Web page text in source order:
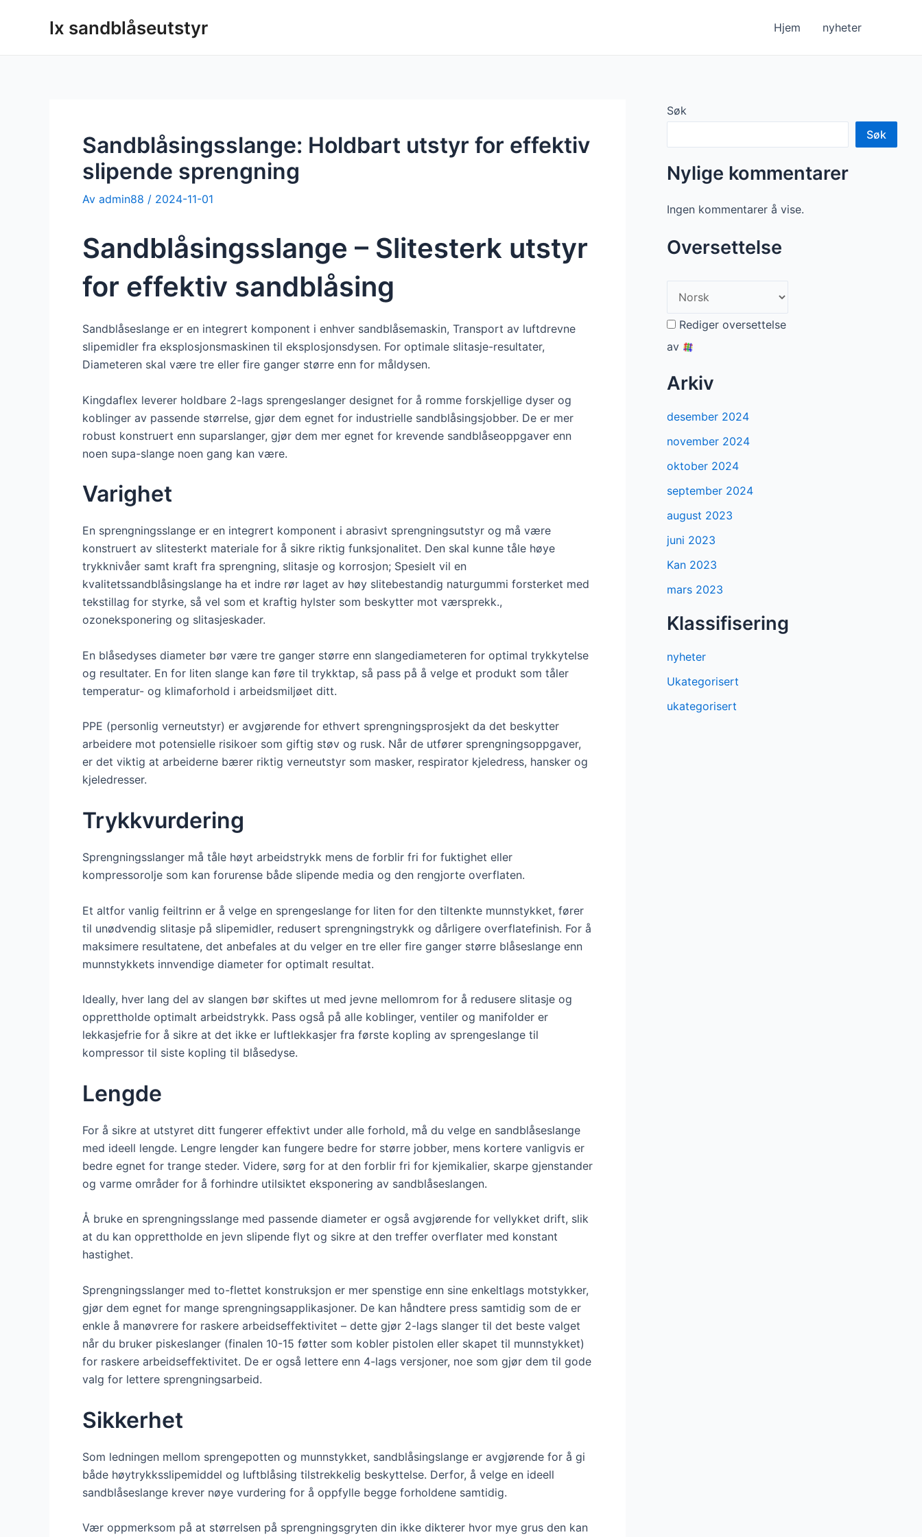
lx sandblåseutstyr Hjem nyheter
Sandblåsingsslange: Holdbart utstyr for effektiv
slipende sprengning
Av admin88 / 2024-11-01
Sandblåsingsslange – Slitesterk utstyr
for effektiv sandblåsing
Sandblåseslange er en integrert komponent i enhver sandblåsemaskin, Transport av luftdrevne
slipemidler fra eksplosjonsmaskinen til eksplosjonsdysen. For optimale slitasje-resultater,
Diameteren skal være tre eller fire ganger større enn for måldysen.
Kingdaflex leverer holdbare 2-lags sprengeslanger designet for å romme forskjellige dyser og
koblinger av passende størrelse, gjør dem egnet for industrielle sandblåsingsjobber. De er mer
robust konstruert enn suparslanger, gjør dem mer egnet for krevende sandblåseoppgaver enn
noen supa-slange noen gang kan være.
Varighet
En sprengningsslange er en integrert komponent i abrasivt sprengningsutstyr og må være
konstruert av slitesterkt materiale for å sikre riktig funksjonalitet. Den skal kunne tåle høye
trykknivåer samt kraft fra sprengning, slitasje og korrosjon; Spesielt vil en
kvalitetssandblåsingslange ha et indre rør laget av høy slitebestandig naturgummi forsterket med
tekstillag for styrke, så vel som et kraftig hylster som beskytter mot værsprekk.,
ozoneksponering og slitasjeskader.
En blåsedyses diameter bør være tre ganger større enn slangediameteren for optimal trykkytelse
og resultater. En for liten slange kan føre til trykktap, så pass på å velge et produkt som tåler
temperatur- og klimaforhold i arbeidsmiljøet ditt.
PPE (personlig verneutstyr) er avgjørende for ethvert sprengningsprosjekt da det beskytter
arbeidere mot potensielle risikoer som giftig støv og rusk. Når de utfører sprengningsoppgaver,
er det viktig at arbeiderne bærer riktig verneutstyr som masker, respirator kjeledress, hansker og
kjeledresser.
Trykkvurdering
Sprengningsslanger må tåle høyt arbeidstrykk mens de forblir fri for fuktighet eller
kompressorolje som kan forurense både slipende media og den rengjorte overflaten.
Et altfor vanlig feiltrinn er å velge en sprengeslange for liten for den tiltenkte munnstykket, fører
til unødvendig slitasje på slipemidler, redusert sprengningstrykk og dårligere overflatefinish. For å
maksimere resultatene, det anbefales at du velger en tre eller fire ganger større blåseslange enn
munnstykkets innvendige diameter for optimalt resultat.
Ideally, hver lang del av slangen bør skiftes ut med jevne mellomrom for å redusere slitasje og
opprettholde optimalt arbeidstrykk. Pass også på alle koblinger, ventiler og manifolder er
lekkasjefrie for å sikre at det ikke er luftlekkasjer fra første kopling av sprengeslange til
kompressor til siste kopling til blåsedyse.
Lengde
For å sikre at utstyret ditt fungerer effektivt under alle forhold, må du velge en sandblåseslange
med ideell lengde. Lengre lengder kan fungere bedre for større jobber, mens kortere vanligvis er
bedre egnet for trange steder. Videre, sørg for at den forblir fri for kjemikalier, skarpe gjenstander
og varme områder for å forhindre utilsiktet eksponering av sandblåseslangen.
Å bruke en sprengningsslange med passende diameter er også avgjørende for vellykket drift, slik
at du kan opprettholde en jevn slipende flyt og sikre at den treffer overflater med konstant
hastighet.
Sprengningsslanger med to-flettet konstruksjon er mer spenstige enn sine enkeltlags motstykker,
gjør dem egnet for mange sprengningsapplikasjoner. De kan håndtere press samtidig som de er
enkle å manøvrere for raskere arbeidseffektivitet – dette gjør 2-lags slanger til det beste valget
når du bruker piskeslanger (finalen 10-15 føtter som kobler pistolen eller skapet til munnstykket)
for raskere arbeidseffektivitet. De er også lettere enn 4-lags versjoner, noe som gjør dem til gode
valg for lettere sprengningsarbeid.
Sikkerhet
Som ledningen mellom sprengepotten og munnstykket, sandblåsingslange er avgjørende for å gi
både høytrykksslipemiddel og luftblåsing tilstrekkelig beskyttelse. Derfor, å velge en ideell
sandblåseslange krever nøye vurdering for å oppfylle begge forholdene samtidig.
Vær oppmerksom på at størrelsen på sprengningsgryten din ikke dikterer hvor mye grus den kan
Søk
Søk
Nylige kommentarer
Ingen kommentarer å vise.
Oversettelse
Rediger oversettelse
av
Arkiv
desember 2024
november 2024
oktober 2024
september 2024
august 2023
juni 2023
Kan 2023
mars 2023
Klassifisering
nyheter
Ukategorisert
ukategorisert